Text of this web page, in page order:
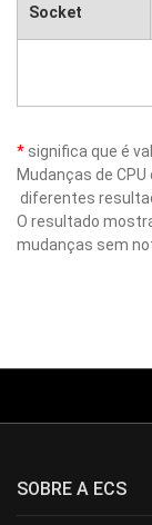
Socket
* significa que é
Mudanças de
diferentes
O resultado
mudanças sem
SOBRE A ECS